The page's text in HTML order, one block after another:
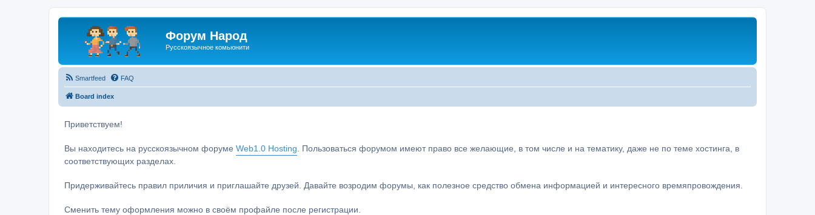
Форум Народ
Русскоязычное комьюнити
Smartfeed FAQ
Board index
Приветствуем!
Вы находитесь на русскоязычном форуме Web1.0 Hosting . Пользоваться форумом имеют право все желающие, в том числе и на тематику, даже не по теме хостинга, в
соответствующих разделах.
Придерживайтесь правил приличия и приглашайте друзей. Давайте возродим форумы, как полезное средство обмена информацией и интересного времяпровождения.
Сменить тему оформления можно в своём профайле после регистрации.